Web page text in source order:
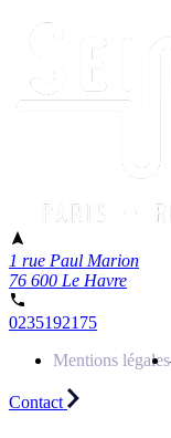
1 rue Paul Marion
76 600 Le Havre
0235192175
Mentions légales
Contact